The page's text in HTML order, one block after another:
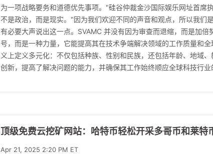
为一项战略要务和道德优先事项。"硅谷仲裁金沙国际娱乐网址首
不是政治，而是现实。"因为我们欢迎不同的声音和观点，所以我们
有必要大声说出这一点。SVAMC 并没有因为审查而退缩，而是加
号，而是一种力量，它能提高其在技术争端解决领域的工作质量和
义上定义多元化：不仅包括种族、性别和民族，还包括年龄、地域
创新，提高了解决问题的能力，并确保其工作始终顺应全球科技行
顶级免费云挖矿网站：哈特币轻松开采多哥币和莱特
Apr 21, 2025 2:20 PM ET